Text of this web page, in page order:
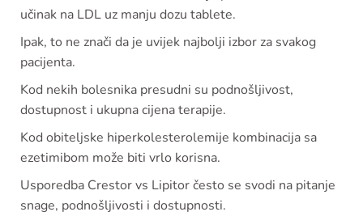
učinak na LDL uz manju dozu tablete.
Ipak, to ne znači da je uvijek najbolji izbor za svakog
pacijenta.
Kod nekih bolesnika presudni su podnošljivost,
dostupnost i ukupna cijena terapije.
Kod obiteljske hiperkolesterolemije kombinacija sa
ezetimibom može biti vrlo korisna.
Usporedba Crestor vs Lipitor često se svodi na pitanje
snage, podnošljivosti i dostupnosti.